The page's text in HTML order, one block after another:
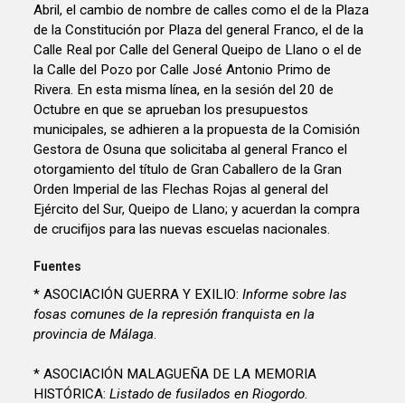
Abril, el cambio de nombre de calles como el de la Plaza
de la Constitución por Plaza del general Franco, el de la
Calle Real por Calle del General Queipo de Llano o el de
la Calle del Pozo por Calle José Antonio Primo de
Rivera. En esta misma línea, en la sesión del 20 de
Octubre en que se aprueban los presupuestos
municipales, se adhieren a la propuesta de la Comisión
Gestora de Osuna que solicitaba al general Franco el
otorgamiento del título de Gran Caballero de la Gran
Orden Imperial de las Flechas Rojas al general del
Ejército del Sur, Queipo de Llano; y acuerdan la compra
de crucifijos para las nuevas escuelas nacionales.
Fuentes
* ASOCIACIÓN GUERRA Y EXILIO:Informe sobre las
fosas comunes de la represión franquista en la
provincia de Málaga.
* ASOCIACIÓN MALAGUEÑA DE LA MEMORIA
HISTÓRICA:Listado de fusilados en Riogordo.